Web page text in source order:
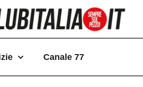
Canale 77